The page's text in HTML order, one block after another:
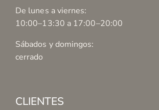
De lunes a viernes:
10:00–13:30 a 17:00–20:00
Sábados y domingos:
cerrado
CLIENTES